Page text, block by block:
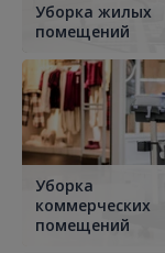
Уборка жилых
помещений
Уборка
коммерческих
помещений